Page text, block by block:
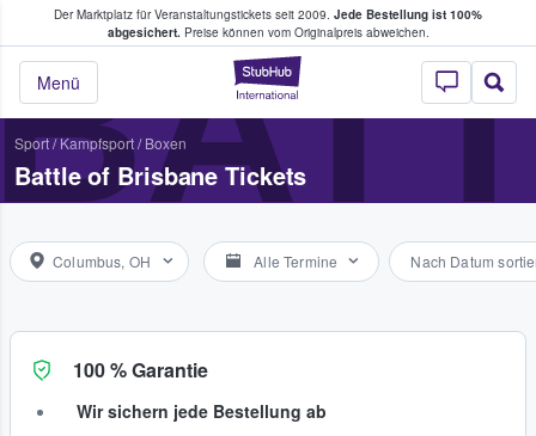
Der Marktplatz für Veranstaltungstickets seit 2009. Jede Bestellung ist 100%
abgesichert.Preise können vom Originalpreis abweichen.
StubHub - Wo
Menü
Tickets kaufen & verkaufen
Sport/Kampfsport/ Boxen
Battle of Brisbane Tickets
Columbus, OH Alle Termine Nach Datum
100 % Garantie
Wir sichern jede Bestellung ab